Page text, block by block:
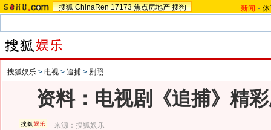
搜狐 ChinaRen 17173 焦点房地产 搜狗 新闻 -
搜狐娱乐 > 电视 > 追捕 > 剧照
资料：电视剧《追捕》精
来源：搜狐娱乐